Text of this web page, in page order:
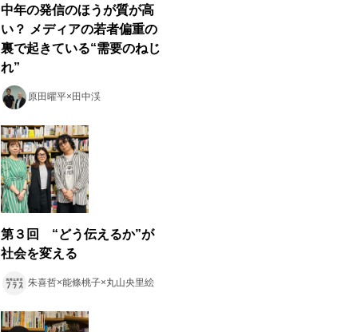
中年の発信のほうが質が高
い？ メディアの若者偏重の
裏で起きている“需要のねじ
れ”
原田曜平×田中渓
第３回 “どう伝えるか”が
社会を変える
朱喜哲×能條桃子×丸山央里絵